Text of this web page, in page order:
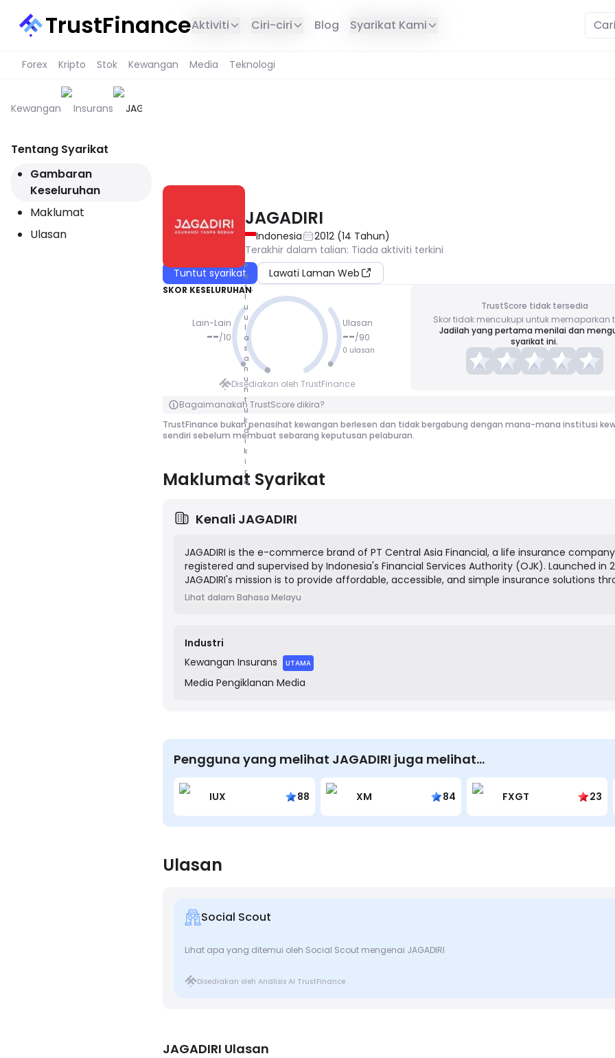
TrustFinanceAktiviti Ciri-ciri Blog Syarikat Kami
Forex Kripto Stok Kewangan Media Teknologi
Kewangan Insurans JAGADIRI
Tentang Syarikat
Gambaran
Keseluruhan
Maklumat
Ulasan
JAGADIRI
Indonesia 2012 (14 Tahun)
Terakhir dalam talian: Tiada aktiviti terkini
Tuntut syarikat
Lawati Laman Web
SKOR KESELURUHAN
Lain-Lain
--/10
P
e
r
l
u
u
l
a
s
a
n
u
n
t
u
k
d
i
k
i
r
a
TIADA M
ARKAH
Klik untuk terbalik
Ulasan
--/90
0 ulasan
Disediakan oleh TrustFinance
TrustScore tidak tersedia
Skor tidak mencukupi untuk memaparkan
Jadilah yang pertama menilai dan
syarikat ini.
Bagaimanakah TrustScore dikira?
TrustFinance bukan penasihat kewangan berlesen dan tidak bergabung dengan mana-mana institusi
sendiri sebelum membuat sebarang keputusan pelaburan.
Maklumat Syarikat
Kenali JAGADIRI
JAGADIRI is the e-commerce brand of PT Central Asia Financial, a life insurance company
registered and supervised by Indonesia's Financial Services Authority (OJK). Launched in
JAGADIRI's mission is to provide affordable, accessible, and simple insurance solutions
a digital platform, emphasizing instant protection, quick claims processing, and
Lihat dalam Bahasa Melayu
Industri
Kewangan Insurans UTAMA
Media Pengiklanan Media
Pengguna yang melihat JAGADIRI juga melihat…
IUX 88 XM 84 FXGT 23
Ulasan
Social Scout
Lihat apa yang ditemui oleh Social Scout mengenai JAGADIRI
Disediakan oleh Analisis AI TrustFinance
JAGADIRI Ulasan